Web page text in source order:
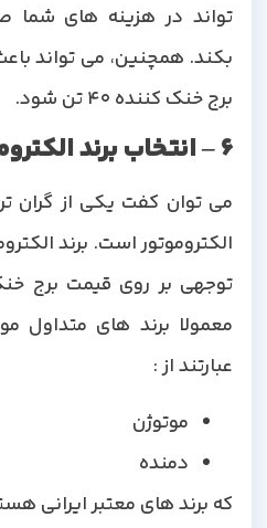
تواند در هزینه های شما
بکند. همچنین، می تواند باعث
برج خنک کننده 40 تن شود.
می توان کفت یکی از گران ترین
الکتروموتور است. برند
معمولا برند های متداول
عبارتند از :
موتوژن
دمنده
که برند های معتبر ایرانی هستند